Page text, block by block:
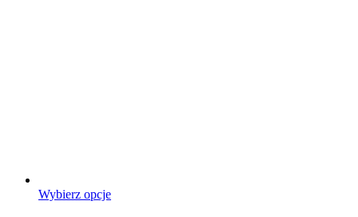
Wybierz opcjeTen